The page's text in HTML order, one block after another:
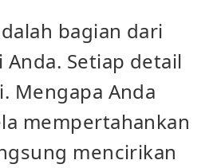
bagian dari
Setiap detail
Mengapa Anda
mempertahankan
mencirikan